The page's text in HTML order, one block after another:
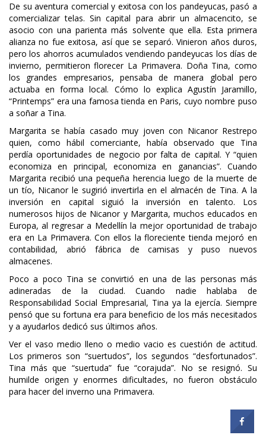
De su aventura comercial y exitosa con los pandeyucas, pasó a
comercializar telas. Sin capital para abrir un almacencito, se
asocio con una parienta más solvente que ella. Esta primera
alianza no fue exitosa, así que se separó. Vinieron años duros,
pero los ahorros acumulados vendiendo pandeyucas los días de
invierno, permitieron florecer La Primavera. Doña Tina, como
los grandes empresarios, pensaba de manera global pero
actuaba en forma local. Cómo lo explica Agustín Jaramillo,
“Printemps” era una famosa tienda en Paris, cuyo nombre puso
a soñar a Tina.
Margarita se había casado muy joven con Nicanor Restrepo
quien, como hábil comerciante, había observado que Tina
perdía oportunidades de negocio por falta de capital. Y “quien
economiza en principal, economiza en ganancias”. Cuando
Margarita recibió una pequeña herencia luego de la muerte de
un tío, Nicanor le sugirió invertirla en el almacén de Tina. A la
inversión en capital siguió la inversión en talento. Los
numerosos hijos de Nicanor y Margarita, muchos educados en
Europa, al regresar a Medellín la mejor oportunidad de trabajo
era en La Primavera. Con ellos la floreciente tienda mejoró en
contabilidad, abrió fábrica de camisas y puso nuevos
almacenes.
Poco a poco Tina se convirtió en una de las personas más
adineradas de la ciudad. Cuando nadie hablaba de
Responsabilidad Social Empresarial, Tina ya la ejercía. Siempre
pensó que su fortuna era para beneficio de los más necesitados
y a ayudarlos dedicó sus últimos años.
Ver el vaso medio lleno o medio vacio es cuestión de actitud.
Los primeros son “suertudos”, los segundos “desfortunados”.
Tina más que “suertuda” fue “corajuda”. No se resignó. Su
humilde origen y enormes dificultades, no fueron obstáculo
para hacer del inverno una Primavera.